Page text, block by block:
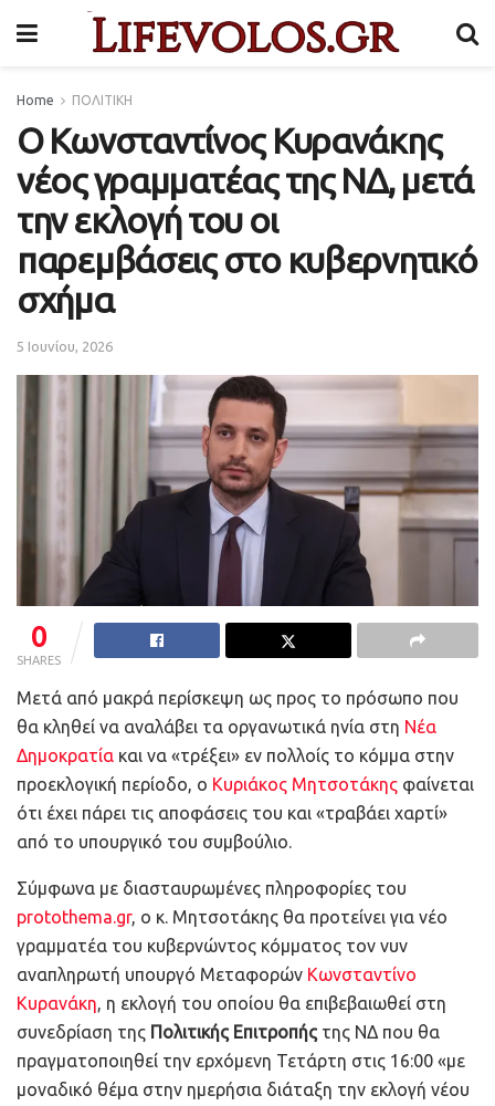
Home ΠΟΛΙΤΙΚΗ
Ο Κωνσταντίνος Κυρανάκης
νέος γραμματέας της ΝΔ, μετά
την εκλογή του οι
παρεμβάσεις στο κυβερνητικό
σχήμα
5 Ιουνίου, 2026
0
SHARES
Μετά από μακρά περίσκεψη ως προς το πρόσωπο που
θα κληθεί να αναλάβει τα οργανωτικά ηνία στη Νέα
Δημοκρατία και να «τρέξει» εν πολλοίς το κόμμα στην
προεκλογική περίοδο, ο Κυριάκος Μητσοτάκης φαίνεται
ότι έχει πάρει τις αποφάσεις του και «τραβάει χαρτί»
από το υπουργικό του συμβούλιο.
Σύμφωνα με διασταυρωμένες πληροφορίες του
protothema.gr, ο κ. Μητσοτάκης θα προτείνει για νέο
γραμματέα του κυβερνώντος κόμματος τον νυν
αναπληρωτή υπουργό Μεταφορών Κωνσταντίνο
Κυρανάκη, η εκλογή του οποίου θα επιβεβαιωθεί στη
συνεδρίαση της Πολιτικής Επιτροπής της ΝΔ που θα
πραγματοποιηθεί την ερχόμενη Τετάρτη στις 16:00 «με
μοναδικό θέμα στην ημερήσια διάταξη την εκλογή νέου